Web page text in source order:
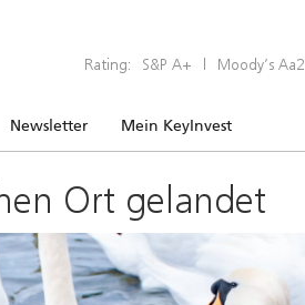
Rating: S&P A+ | Moody’s Aa2
Newsletter Mein KeyInvest
Ort gelandet